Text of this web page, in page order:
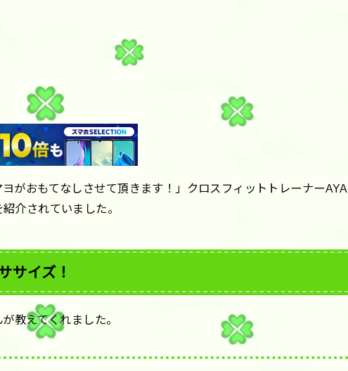
がおもてなしさせて頂きます！」クロスフィットトレーナーAYA
介されていました。
サイズ！
教えてくれました。